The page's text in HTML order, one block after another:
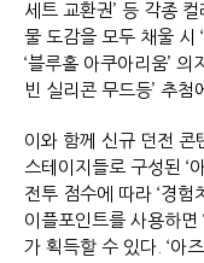
세트 교환권’ 등 각종
물 도감을 모두 채울 시
‘블루홀 아쿠아리움’
빈 실리콘 무드등’ 추첨
이와 함께 신규 던전 콘
스테이지들로 구성된 ‘
전투 점수에 따라 ‘경험
이플포인트를 사용하면
가 획득할 수 있다. ‘아